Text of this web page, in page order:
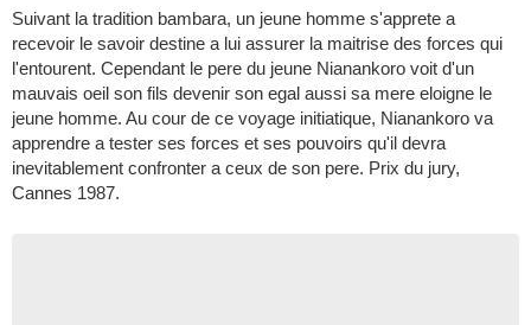
Suivant la tradition bambara, un jeune homme s'apprete a
recevoir le savoir destine a lui assurer la maitrise des forces qui
l'entourent. Cependant le pere du jeune Nianankoro voit d'un
mauvais oeil son fils devenir son egal aussi sa mere eloigne le
jeune homme. Au cour de ce voyage initiatique, Nianankoro va
apprendre a tester ses forces et ses pouvoirs qu'il devra
inevitablement confronter a ceux de son pere. Prix du jury,
Cannes 1987.